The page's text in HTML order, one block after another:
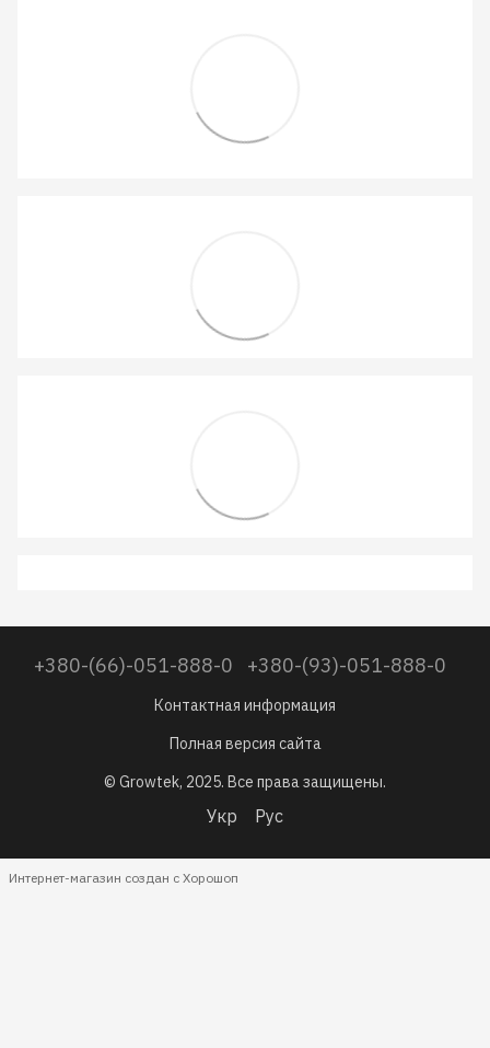
+380-(66)-051-888-0 +380-(93)-051-888-0
Контактная информация
Полная версия сайта
© Growtek, 2025. Все права защищены.
Укр Рус
Интернет-магазин создан с Хорошоп